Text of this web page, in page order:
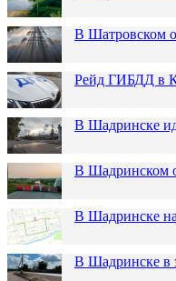
В Шатровском
Рейд ГИБДД в
В Шадринске
В Шадринском
В Шадринске
В Шадринске в